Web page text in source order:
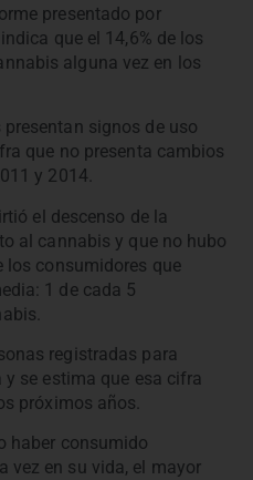
presentado por
que el 14,6% de los
alguna vez en los
signos de uso
que no presenta cambios
y 2014.
el descenso de la
al cannabis y que no hubo
consumidores que
1 de cada 5
registradas para
se estima que esa cifra
próximos años.
haber consumido
vez en su vida, el mayor